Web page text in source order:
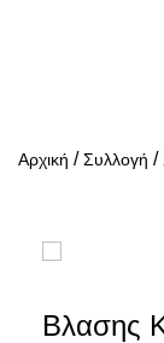
Αρχική /Συλλογή /
Βλασης